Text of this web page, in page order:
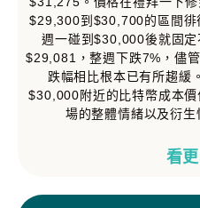
$29,300到$30,700的區間徘
週一碰到$30,000後就固
$29,081，整週下跌7%，儘
跌幅相比根本已有所趨緩
$30,000附近的比特幣成本
場的整體情緒以及衍生
看